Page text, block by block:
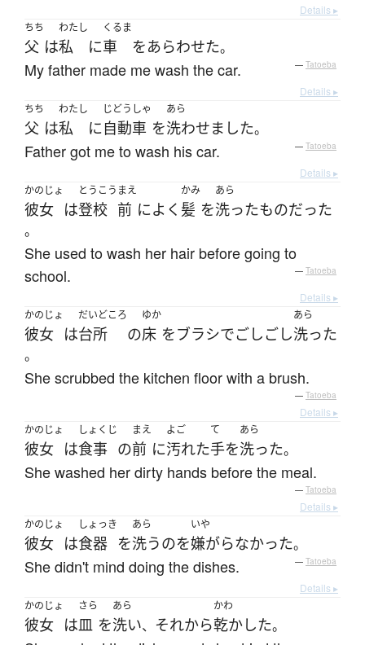
Details ▸
ちち
父 は
わたし
私 に
くるま
車 をあらわせた。
My father made me wash the car. — Tatoeba
Details ▸
ちち
父 は
わたし
私 に
じどうしゃ
自動車 を
あら
洗わせました。
Father got me to wash his car. — Tatoeba
Details ▸
かのじょ
彼女 は
とうこう
登校
まえ
前 によく
かみ
髪 を
あら
洗ったものだった
。
She used to wash her hair before going to
school.
— Tatoeba
Details ▸
かのじょ
彼女 は
だいどころ
台所 の
ゆか
床 をブラシでごしごし
あら
洗った
。
She scrubbed the kitchen floor with a brush.
— Tatoeba
Details ▸
かのじょ
彼女 は
しょくじ
食事 の
まえ
前 に
よご
汚れた
て
手を
あら
洗った。
She washed her dirty hands before the meal.
— Tatoeba
Details ▸
かのじょ
彼女 は
しょっき
食器 を
あら
洗うのを
いや
嫌がらなかった。
She didn't mind doing the dishes. — Tatoeba
Details ▸
かのじょ
彼女 は
さら
皿 を
あら
洗い、 それから
かわ
乾かした。